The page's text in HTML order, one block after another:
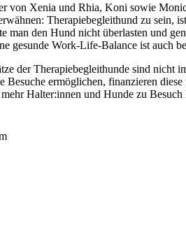
von Xenia und Rhia, Koni sowie
Therapiebegleithund zu sein,
man den Hund nicht überlasten und
gesunde Work-Life-Balance ist auch
der Therapiebegleithunde sind nicht
Besuche ermöglichen, finanzieren
Halter:innen und Hunde zu